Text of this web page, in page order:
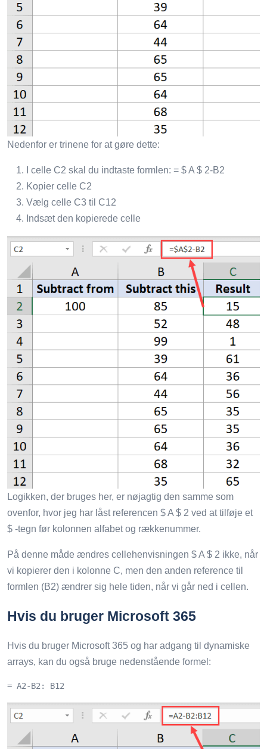
Nedenfor er trinene for at gøre dette:
I celle C2 skal du indtaste formlen: = $ A $ 2-B2
Kopier celle C2
Vælg celle C3 til C12
Indsæt den kopierede celle
Logikken, der bruges her, er nøjagtig den samme som
ovenfor, hvor jeg har låst referencen $ A $ 2 ved at tilføje et
$ -tegn før kolonnen alfabet og rækkenummer.
På denne måde ændres cellehenvisningen $ A $ 2 ikke, når
vi kopierer den i kolonne C, men den anden reference til
formlen (B2) ændrer sig hele tiden, når vi går ned i cellen.
Hvis du bruger Microsoft 365
Hvis du bruger Microsoft 365 og har adgang til dynamiske
arrays, kan du også bruge nedenstående formel:
= A2-B2: B12